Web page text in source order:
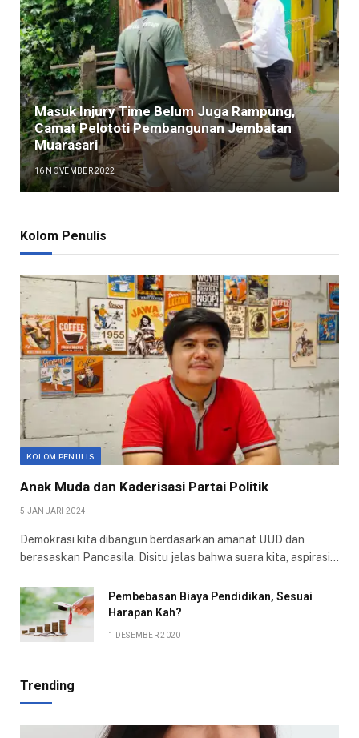
Masuk Injury Time Belum Juga Rampung,
Camat Pelototi Pembangunan Jembatan
Muarasari
16 NOVEMBER 2022
Kolom Penulis
KOLOM PENULIS
Anak Muda dan Kaderisasi Partai Politik
5 JANUARI 2024
Demokrasi kita dibangun berdasarkan amanat UUD dan
berasaskan Pancasila. Disitu jelas bahwa suara kita, aspirasi…
Pembebasan Biaya Pendidikan, Sesuai
Harapan Kah?
1 DESEMBER 2020
Trending